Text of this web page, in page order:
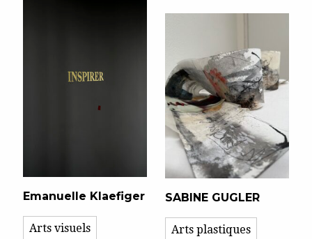
Emanuelle Klaefiger
Arts visuels
SABINE GUGLER
Arts plastiques